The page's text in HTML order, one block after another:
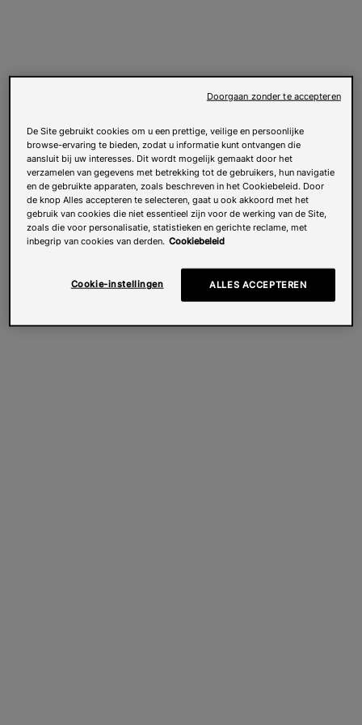
De Site gebruikt cookies om u een prettige, veilige en persoonlijke
browse-ervaring te bieden, zodat u informatie kunt ontvangen die
aansluit bij uw interesses. Dit wordt mogelijk gemaakt door het
verzamelen van gegevens met betrekking tot de gebruikers, hun navigatie
en de gebruikte apparaten, zoals beschreven in het Cookiebeleid. Door
de knop Alles accepteren te selecteren, gaat u ook akkoord met het
gebruik van cookies die niet essentieel zijn voor de werking van de Site,
zoals die voor personalisatie, statistieken en gerichte reclame, met
inbegrip van cookies van derden. Cookiebeleid
Cookie-instellingen ALLES ACCEPTEREN
Doorgaan zonder te accepteren